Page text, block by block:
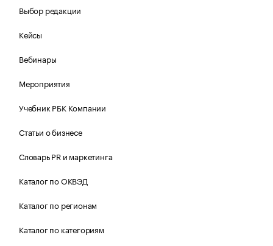
Выбор редакции
Кейсы
Вебинары
Мероприятия
Учебник РБК Компании
Статьи о бизнесе
Словарь PR и маркетинга
Каталог по ОКВЭД
Каталог по регионам
Каталог по категориям